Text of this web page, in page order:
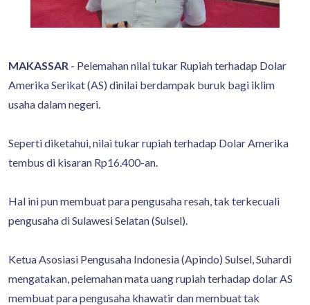
MAKASSAR - Pelemahan nilai tukar Rupiah terhadap Dolar
Amerika Serikat (AS) dinilai berdampak buruk bagi iklim
usaha dalam negeri.
Seperti diketahui, nilai tukar rupiah terhadap Dolar Amerika
tembus di kisaran Rp16.400-an.
Hal ini pun membuat para pengusaha resah, tak terkecuali
pengusaha di Sulawesi Selatan (Sulsel).
Ketua Asosiasi Pengusaha Indonesia (Apindo) Sulsel, Suhardi
mengatakan, pelemahan mata uang rupiah terhadap dolar AS
membuat para pengusaha khawatir dan membuat tak